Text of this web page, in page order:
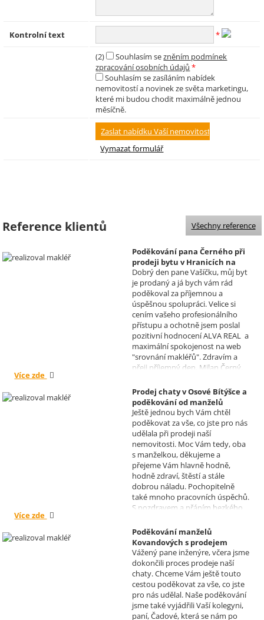
Kontrolní text *
(2) Souhlasím sezněním podmínek
zpracování osobních údajů *
Souhlasím se zasíláním nabídek
nemovitostí a novinek ze světa marketingu,
které mi budou chodit maximálně jednou
měsíčně.
Reference klientů
Poděkování pana Černého při
prodeji bytu v Hranicích na
Moravě
Realizoval makléř: David
Vašíček
Dobrý den pane Vašíčku, můj byt
je prodaný a já bych vám rád
poděkoval za příjemnou a
úspěšnou spolupráci. Velice si
cením vašeho profesionálního
přístupu a ochotně jsem poslal
pozitivní hodnocení ALVA REAL a
maximální spokojenost na web
"srovnání makléřů". Zdravím a
přeji příjemný den, Milan Černý,
Více zde
Prodej chaty v Osové Bítýšce a
poděkování od manželů
Kovandových
Realizoval makléř: Sylva
Čadová
Ještě jednou bych Vám chtěl
poděkovat za vše, co jste pro nás
udělala při prodeji naší
nemovitosti. Moc Vám tedy, oba
s manželkou, děkujeme a
přejeme Vám hlavně hodně,
hodně zdraví, štěstí a stále
dobrou náladu. Pochopitelně
také mnoho pracovních úspěchů.
S pozdravem a přáním hezkého
Více zde
Poděkování manželů
Kovandových s prodejem
chaty v Osové Bítýšce
Realizoval makléř: David
Vašíček
Vážený pane inženýre, včera jsme
dokončili proces prodeje naší
chaty. Chceme Vám ještě touto
cestou poděkovat za vše, co jste
pro nás udělal. Naše poděkování
jsme také vyjádřili Vaší kolegyni,
paní, Čadové, která se nám po
Všechny reference